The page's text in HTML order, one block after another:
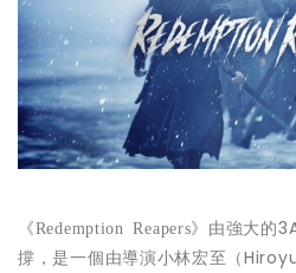
《Redemption Reapers》 由強大的
撐，是一個由導演小林宏至（